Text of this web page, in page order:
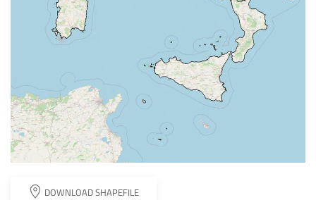
DOWNLOAD SHAPEFILE